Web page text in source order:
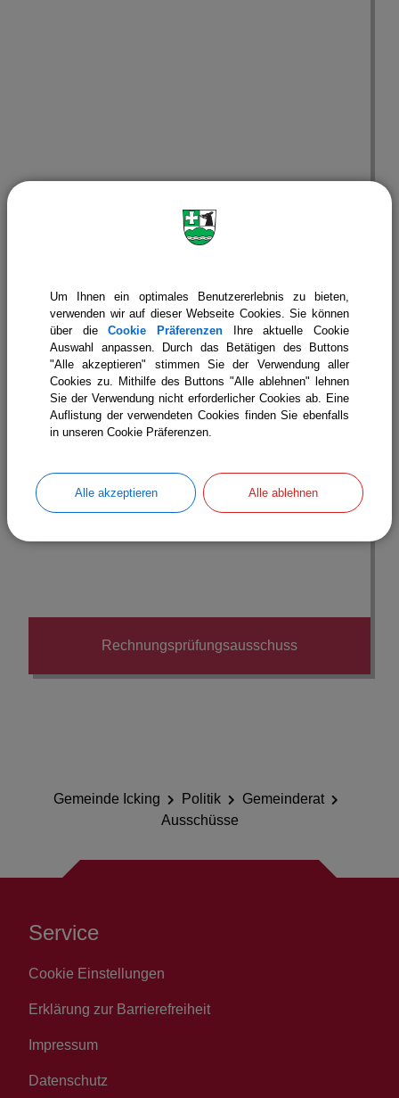
Rechnungsprüfungsausschuss
Gemeinde Icking Politik
Gemeinderat
Ausschüsse
Service
Cookie Einstellungen
Erklärung zur Barrierefreiheit
Impressum
Datenschutz
Um Ihnen ein optimales Benutzererlebnis zu bieten,
verwenden wir auf dieser Webseite Cookies. Sie können
über dieCookie Präferenzen Ihre aktuelle Cookie
Auswahl anpassen. Durch das Betätigen des Buttons
"Alle akzeptieren" stimmen Sie der Verwendung aller
Cookies zu. Mithilfe des Buttons "Alle ablehnen" lehnen
Sie der Verwendung nicht erforderlicher Cookies ab. Eine
Auflistung der verwendeten Cookies finden Sie ebenfalls
in unseren Cookie Präferenzen.
Alle akzeptieren Alle ablehnen